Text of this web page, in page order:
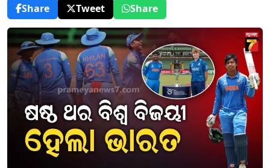
Share
Tweet Share